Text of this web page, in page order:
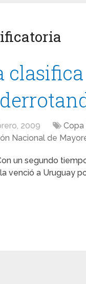
2009
Nacional de
un segundo
venció a Uruguay